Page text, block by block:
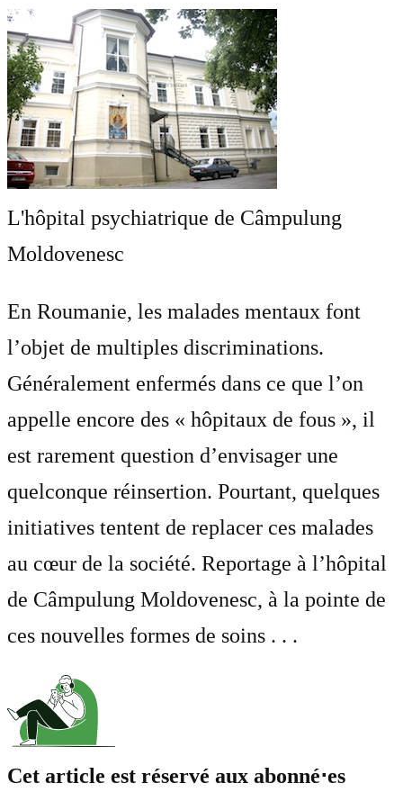
L'hôpital psychiatrique de Câmpulung
Moldovenesc
En Roumanie, les malades mentaux font
l’objet de multiples discriminations.
Généralement enfermés dans ce que l’on
appelle encore des « hôpitaux de fous », il
est rarement question d’envisager une
quelconque réinsertion. Pourtant, quelques
initiatives tentent de replacer ces malades
au cœur de la société. Reportage à l’hôpital
de Câmpulung Moldovenesc, à la pointe de
ces nouvelles formes de soins . . .
Cet article est réservé aux abonné⋅es